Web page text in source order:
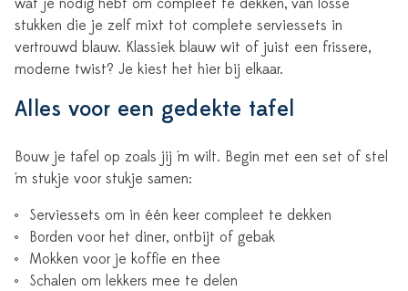
wat je nodig hebt om compleet te dekken, van losse
stukken die je zelf mixt tot complete serviessets in
vertrouwd blauw. Klassiek blauw wit of juist een frissere,
moderne twist? Je kiest het hier bij elkaar.
Alles voor een gedekte tafel
Bouw je tafel op zoals jij 'm wilt. Begin met een set of stel
'm stukje voor stukje samen:
Serviessets om in één keer compleet te dekken
Borden voor het diner, ontbijt of gebak
Mokken voor je koffie en thee
Schalen om lekkers mee te delen